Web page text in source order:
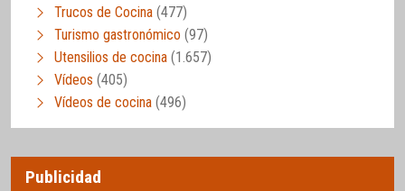
Trucos de Cocina (477)
Turismo gastronómico (97)
Utensilios de cocina (1.657)
Vídeos (405)
Vídeos de cocina (496)
Publicidad